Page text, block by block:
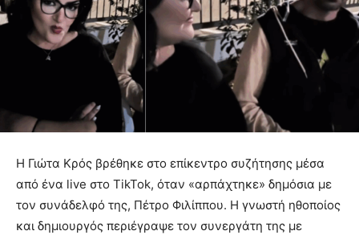
Η Γιώτα Κρός βρέθηκε στο επίκεντρο συζήτησης μέσα
από ένα live στο TikTok, όταν «αρπάχτηκε» δημόσια με
τον συνάδελφό της, Πέτρο Φιλίππου. Η γνωστή ηθοποίος
και δημιουργός περιέγραψε τον συνεργάτη της με